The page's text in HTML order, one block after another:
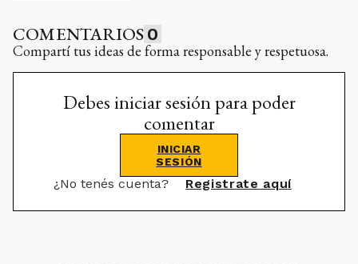
COMENTARIOS 0
Compartí tus ideas de forma responsable y respetuosa.
Debes iniciar sesión para poder
comentar
INICIAR
SESIÓN
¿No tenés cuenta? Registrate aquí